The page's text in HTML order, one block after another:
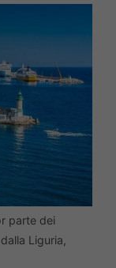
parte dei
Liguria,